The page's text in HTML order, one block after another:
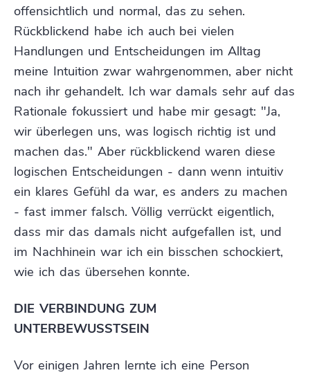
offensichtlich und normal, das zu sehen.
Rückblickend habe ich auch bei vielen
Handlungen und Entscheidungen im Alltag
meine Intuition zwar wahrgenommen, aber nicht
nach ihr gehandelt. Ich war damals sehr auf das
Rationale fokussiert und habe mir gesagt: "Ja,
wir überlegen uns, was logisch richtig ist und
machen das." Aber rückblickend waren diese
logischen Entscheidungen - dann wenn intuitiv
ein klares Gefühl da war, es anders zu machen
- fast immer falsch. Völlig verrückt eigentlich,
dass mir das damals nicht aufgefallen ist, und
im Nachhinein war ich ein bisschen schockiert,
wie ich das übersehen konnte.
DIE VERBINDUNG ZUM
UNTERBEWUSSTSEIN
Vor einigen Jahren lernte ich eine Person